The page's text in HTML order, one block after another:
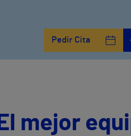
Pedir Cita
El mejor